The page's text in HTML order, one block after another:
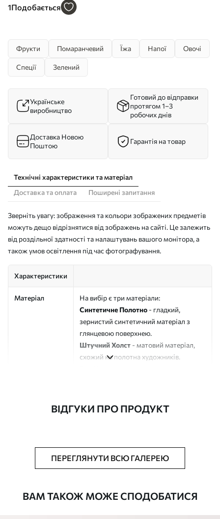
1Подобається
Фрукти Помаранчевий Їжа Напої Овочі
Спеції Зелений
Українське
виробництво
Готовий до відправки
протягом 1–3
робочих днів
Доставка Новою
Поштою
Гарантія на товар
Технічні характеристики та матеріал
Доставка та оплата
Поширені запитання
Зверніть увагу: зображення та кольори зображених предметів
можуть дещо відрізнятися від зображень на сайті. Це залежить
від роздільної здатності та налаштувань вашого монітора, а
також умов освітлення під час фотографування.
Характеристики
Матеріал
На вибір є три матеріали:
Синтетичне Полотно - гладкий,
зернистий синтетичний матеріал з
глянцевою поверхнею.
Штучний Холст - матовий матеріал,
схожий на полотна художників.
Додатково Можна додати лакове покриття.
ВІДГУКИ ПРО ПРОДУКТ
ПЕРЕГЛЯНУТИ ВСЮ ГАЛЕРЕЮ
ВАМ ТАКОЖ МОЖЕ СПОДОБАТИСЯ